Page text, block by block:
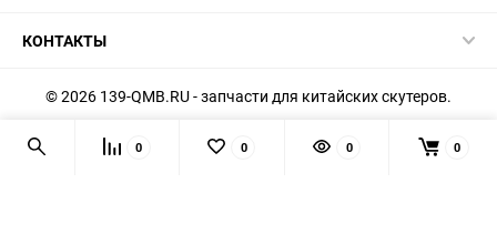
КОНТАКТЫ
© 2026 139-QMB.RU - запчасти для китайских скутеров.
Мы получаем и обрабатываем персональные данные
посетителей нашего сайта в соответствии с
официальной
0 0 0 0